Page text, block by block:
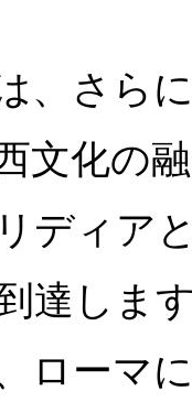
、さら
文化の
ディア
達しま
ローマ